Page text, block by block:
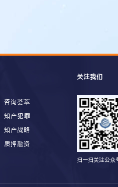
咨询荟萃
知产犯罪
知产战略
质押融资
关注我们
扫一扫关注公众